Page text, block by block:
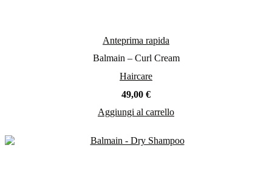
Anteprima rapida
Balmain – Curl Cream
Haircare
49,00 €
Aggiungi al carrello